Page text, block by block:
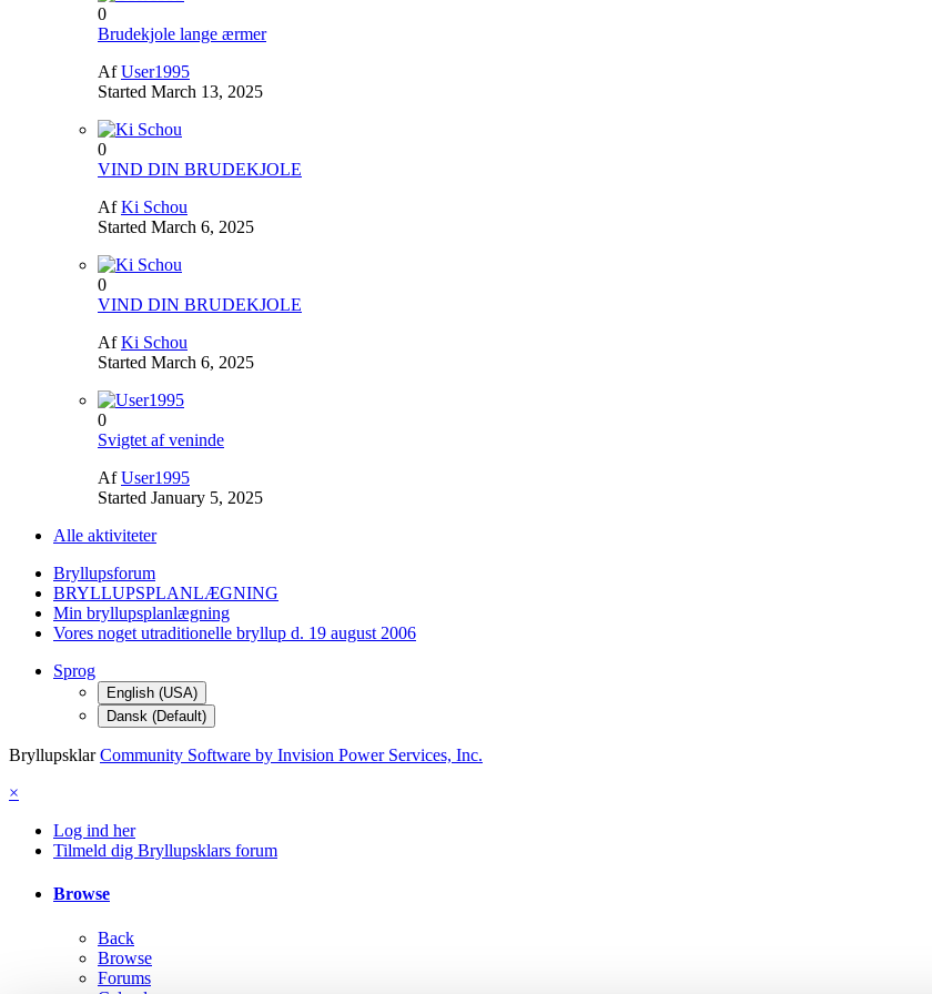
0
Brudekjole lange ærmer
AfUser1995
Started March 13, 2025
0
VIND DIN BRUDEKJOLE
AfKi Schou
Started March 6, 2025
0
VIND DIN BRUDEKJOLE
AfKi Schou
Started March 6, 2025
0
Svigtet af veninde
AfUser1995
Started January 5, 2025
Alle aktiviteter
Bryllupsforum
BRYLLUPSPLANLÆGNING
Min bryllupsplanlægning
Vores noget utraditionelle bryllup d. 19 august 2006
Sprog
English (USA)
Dansk (Default)
Bryllupsklar Community Software by Invision Power Services, Inc.
×
Log ind her
Tilmeld dig Bryllupsklars forum
Browse
Back
Browse
Forums